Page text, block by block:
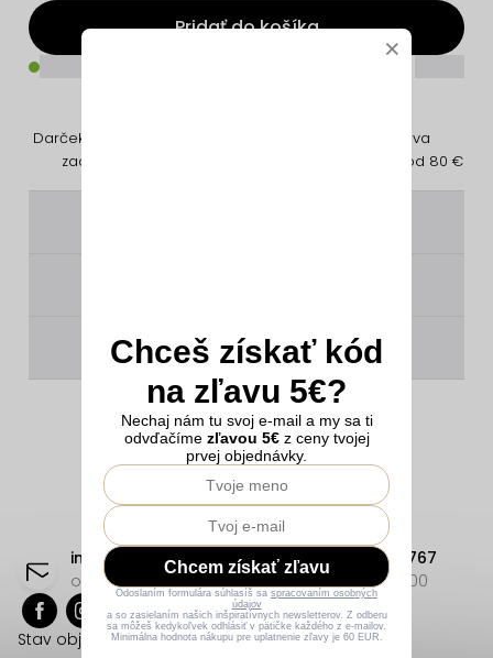
Pridať do košíka
Darček na nákup
zadarmo
Doprava
zadarmo od 80 €
________
info @
erikafashion.sk
odpovieme čo najskôr
+421 23332 9767
Po-Pi: 8:00-18:00
Stav objednávok
×
Chceš získať kód
na zľavu 5€?
Nechaj nám tu svoj e-mail a my sa ti
odvďačíme zľavou 5€z ceny tvojej
prvej objednávky.
Chcem získať zľavu
Odoslaním formulára súhlasíš sa spracovaním osobných
údajov
a so zasielaním našich inšpiratívnych newsletterov. Z odberu
sa môžeš kedykoľvek odhlásiť v pätičke každého z e-mailov.
Minimálna hodnota nákupu pre uplatnenie zľavy je 60 EUR.